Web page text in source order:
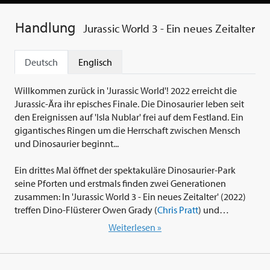
Handlung Jurassic World 3 - Ein neues Zeitalter
Deutsch Englisch
Willkommen zurück in 'Jurassic World'! 2022 erreicht die
Jurassic-Ära ihr episches Finale. Die Dinosaurier leben seit
den Ereignissen auf 'Isla Nublar' frei auf dem Festland. Ein
gigantisches Ringen um die Herrschaft zwischen Mensch
und Dinosaurier beginnt...
Ein drittes Mal öffnet der spektakuläre Dinosaurier-Park
seine Pforten und erstmals finden zwei Generationen
zusammen: In 'Jurassic World 3 - Ein neues Zeitalter' (2022)
treffen Dino-Flüsterer Owen Grady (Chris Pratt) und
Parkleiterin Claire Dearing (Bryce Dallas Howard
Weiterlesen »